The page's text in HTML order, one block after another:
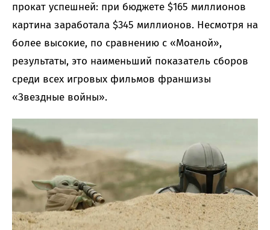
прокат успешней: при бюджете $165 миллионов
картина заработала $345 миллионов. Несмотря на
более высокие, по сравнению с «Моаной»,
результаты, это наименьший показатель сборов
среди всех игровых фильмов франшизы
«Звездные войны».